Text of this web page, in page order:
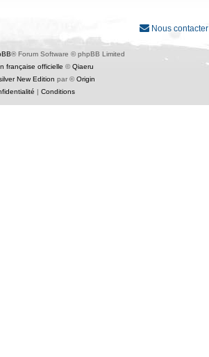
Nous contacter
® Forum Software © phpBB Limited
française officielle ©Qiaeru
New Edition par ©Origin
| Conditions